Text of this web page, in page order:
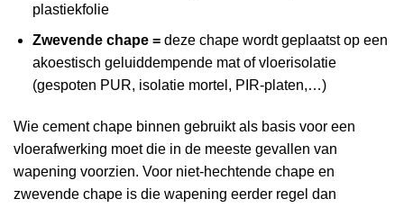
plastiekfolie
Zwevende chape = deze chape wordt geplaatst op een
akoestisch geluiddempende mat of vloerisolatie
(gespoten PUR, isolatie mortel, PIR-platen,…)
Wie cement chape binnen gebruikt als basis voor een
vloerafwerking moet die in de meeste gevallen van
wapening voorzien. Voor niet-hechtende chape en
zwevende chape is die wapening eerder regel dan